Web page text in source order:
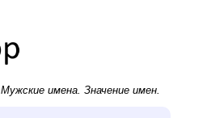
Мужские имена. Значение имен.